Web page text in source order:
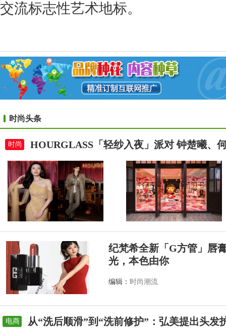
交流标志性艺术地标。
时尚头条
时尚 HOURGLASS「轻纱入夜」派对 钟楚曦、
纪梵希全新「G方管」唇
光，本色由你
编辑： 时尚潮流
电商 从“洗后顺滑”到“洗前修护”：弘美提出头发